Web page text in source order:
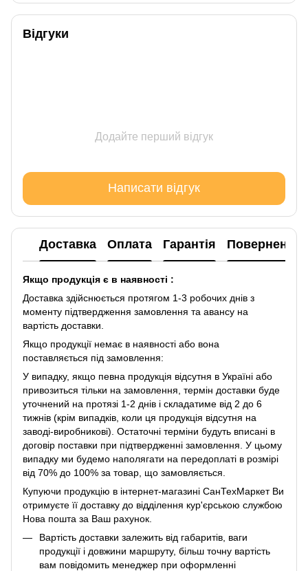
Відгуки
Додайте перший відгук
Написати відгук
Доставка Оплата Гарантія Повернення
Якщо продукція є в наявності :
Доставка здійснюється протягом 1-3 робочих днів з
моменту підтвердження замовлення та авансу на
вартість доставки.
Якщо продукції немає в наявності або вона
поставляється під замовлення:
У випадку, якщо певна продукція відсутня в Україні або
привозиться тільки на замовлення, термін доставки буде
уточнений на протязі 1-2 днів і складатиме від 2 до 6
тижнів (крім випадків, коли ця продукція відсутня на
заводі-виробникові). Остаточні терміни будуть вписані в
договір поставки при підтвердженні замовлення. У цьому
випадку ми будемо наполягати на передоплаті в розмірі
від 70% до 100% за товар, що замовляється.
Купуючи продукцію в інтернет-магазині СанТехМаркет Ви
отримуєте її доставку до відділення кур'єрською службою
Нова пошта за Ваш рахунок.
Вартість доставки залежить від габаритів, ваги
продукції і довжини маршруту, більш точну вартість
вам повідомить менеджер при оформленні